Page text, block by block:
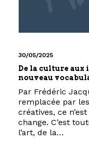
30/05/2025
De la culture aux
nouveau
Par Frédéric
remplacée par
créatives, ce
change. C’est
l’art, de la…